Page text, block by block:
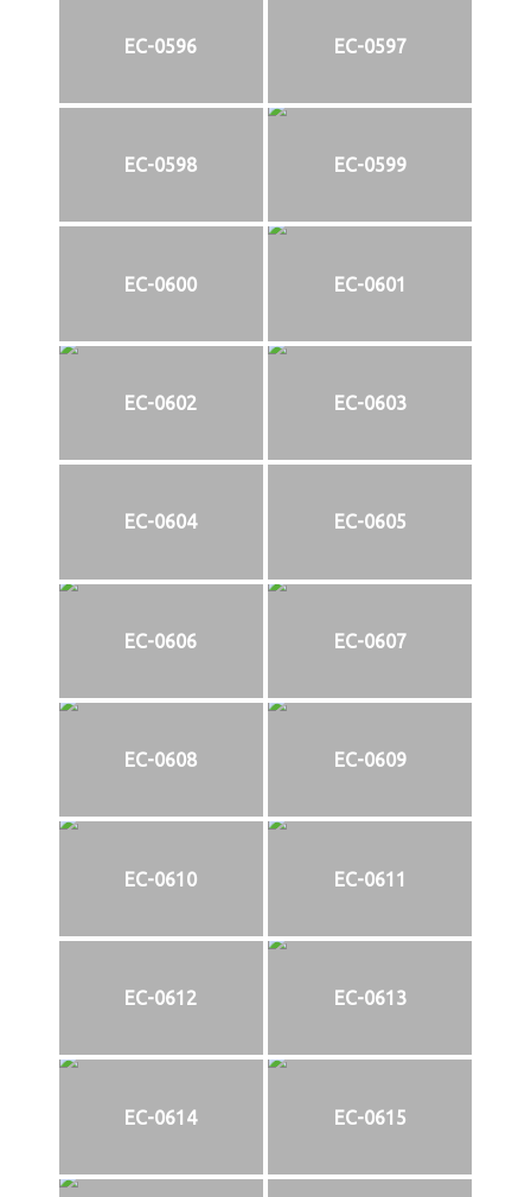
EC-0596 EC-0597
EC-0598 EC-0599
EC-0600 EC-0601
EC-0602 EC-0603
EC-0604 EC-0605
EC-0606 EC-0607
EC-0608 EC-0609
EC-0610 EC-0611
EC-0612 EC-0613
EC-0614 EC-0615